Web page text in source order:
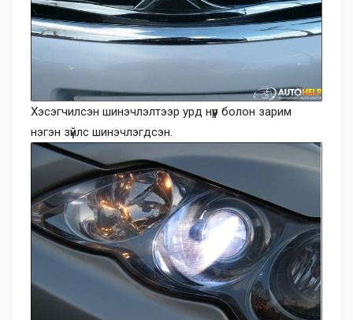
Хэсэгчилсэн шинэчлэлтээр урд нүүр болон зарим
нэгэн зүйлс шинэчлэгдсэн.